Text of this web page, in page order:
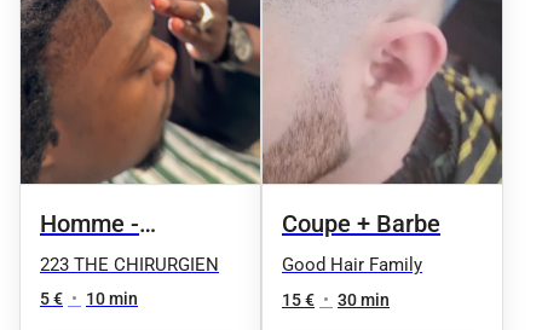
Homme -
Contours
223 THE CHIRURGIEN
5 € • 10 min
Coupe + Barbe
Good Hair Family
15 € • 30 min